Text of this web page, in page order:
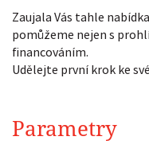
Zaujala Vás tahle
pomůžeme nejen s
financováním.
Udělejte první krok ke
Parametry